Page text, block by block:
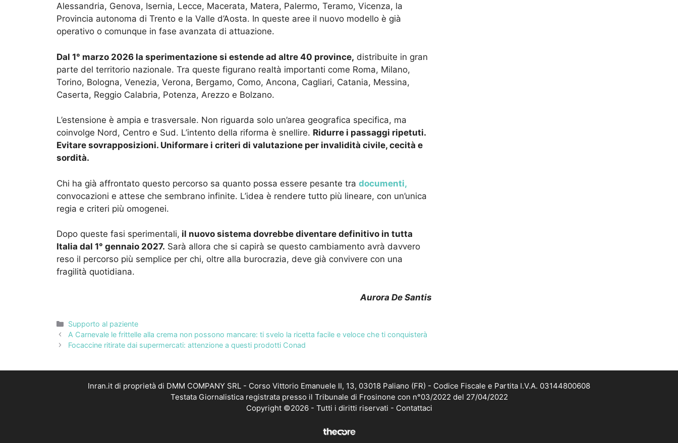
Alessandria, Genova, Isernia, Lecce, Macerata, Matera, Palermo, Teramo, Vicenza, la
Provincia autonoma di Trento e la Valle d’Aosta. In queste aree il nuovo modello è già
operativo o comunque in fase avanzata di attuazione.
Dal 1° marzo 2026 la sperimentazione si estende ad altre 40 province, distribuite in gran
parte del territorio nazionale. Tra queste figurano realtà importanti come Roma, Milano,
Torino, Bologna, Venezia, Verona, Bergamo, Como, Ancona, Cagliari, Catania, Messina,
Caserta, Reggio Calabria, Potenza, Arezzo e Bolzano.
L’estensione è ampia e trasversale. Non riguarda solo un’area geografica specifica, ma
coinvolge Nord, Centro e Sud. L’intento della riforma è snellire. Ridurre i passaggi ripetuti.
Evitare sovrapposizioni. Uniformare i criteri di valutazione per invalidità civile, cecità e
sordità.
Chi ha già affrontato questo percorso sa quanto possa essere pesante tra documenti,
convocazioni e attese che sembrano infinite. L’idea è rendere tutto più lineare, con un’unica
regia e criteri più omogenei.
Dopo queste fasi sperimentali, il nuovo sistema dovrebbe diventare definitivo in tutta
Italia dal 1° gennaio 2027. Sarà allora che si capirà se questo cambiamento avrà davvero
reso il percorso più semplice per chi, oltre alla burocrazia, deve già convivere con una
fragilità quotidiana.
Aurora De Santis
Categorie
Supporto al paziente
A Carnevale le frittelle alla crema non possono mancare: ti svelo la ricetta facile e veloce che ti conquisterà
Focaccine ritirate dai supermercati: attenzione a questi prodotti Conad
Inran.it di proprietà di DMM COMPANY SRL - Corso Vittorio Emanuele II, 13, 03018 Paliano (FR) - Codice Fiscale e Partita I.V.A. 03144800608
Testata Giornalistica registrata presso il Tribunale di Frosinone con n°03/2022 del 27/04/2022
Copyright ©2026 - Tutti i diritti riservati - Contattaci